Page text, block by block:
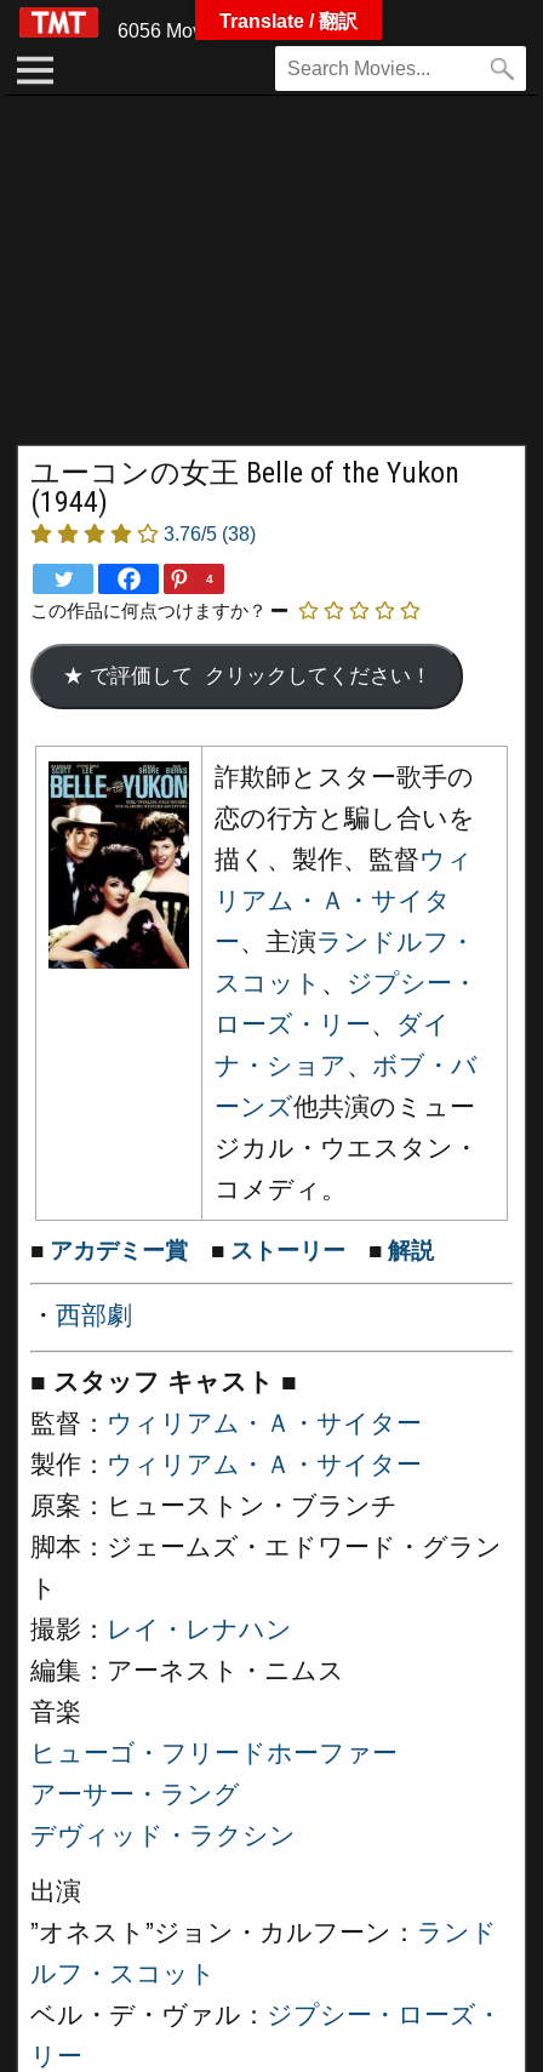
6056 Movies
ユーコンの女王 Belle of the Yukon
(1944)
3.76/5 (38)
4
この作品に何点つけますか？
詐欺師とスター歌手の
恋の行方と騙し合いを
描く、製作、監督ウィ
リアム・Ａ・サイタ
ー、主演ランドルフ・
スコット 、 ジプシー・
ローズ・リー、 ダイ
ナ・ショア、 ボブ・バ
ーンズ他共演のミュー
ジカル・ウエスタン・
コメディ。
■ アカデミー賞 ■ ストーリー ■ 解説
・ 西部劇
■ スタッフ キャスト ■
監督： ウィリアム・Ａ・サイター
製作： ウィリアム・Ａ・サイター
原案：ヒューストン・ブランチ
脚本：ジェームズ・エドワード・グラン
ト
撮影： レイ・レナハン
編集：アーネスト・ニムス
音楽
ヒューゴ・フリードホーファー
アーサー・ラング
デヴィッド・ラクシン
出演
”オネスト”ジョン・カルフーン： ランド
ルフ・スコット
ベル・デ・ヴァル： ジプシー・ローズ・
リー
Translate / 翻訳